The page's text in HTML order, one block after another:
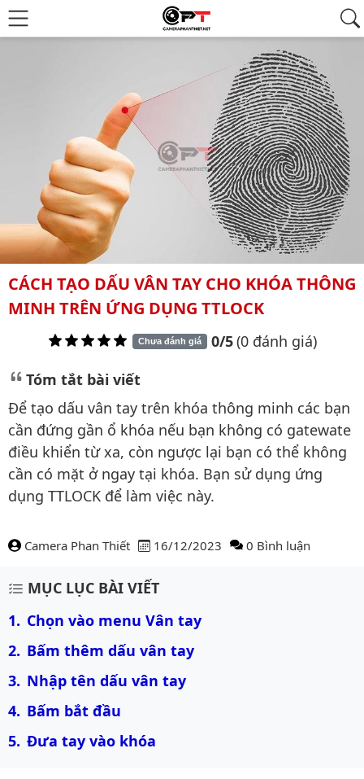
CÁCH TẠO DẤU VÂN TAY CHO KHÓA THÔNG
MINH TRÊN ỨNG DỤNG TTLOCK
Chưa đánh giá 0/5(0 đánh giá)
Tóm tắt bài viết
Để tạo dấu vân tay trên khóa thông minh các bạn
cần đứng gần ổ khóa nếu bạn không có gatewate
điều khiển từ xa, còn ngược lại bạn có thể không
cần có mặt ở ngay tại khóa. Bạn sử dụng ứng
dụng TTLOCK để làm việc này.
Camera Phan Thiết 16/12/2023 0 Bình luận
Nội dung bài viết
MỤC LỤC BÀI VIẾT
Chọn vào menu Vân tay
Bấm thêm dấu vân tay
Nhập tên dấu vân tay
Bấm bắt đầu
Đưa tay vào khóa